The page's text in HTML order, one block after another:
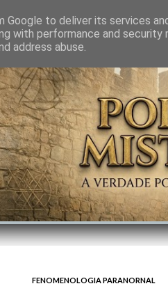
LINHAGEM SABEDORIA
FENOMENOLOGIA PARANORNAL
Google to deliver its services
with performance and
address abuse.